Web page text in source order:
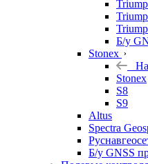
Б/у
Stonex
Stonex
S8
S9
Altus
Spectra
Б/у GNSS